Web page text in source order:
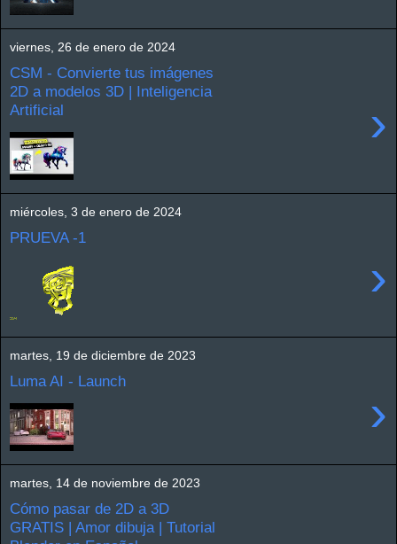
viernes, 26 de enero de 2024
CSM - Convierte tus imágenes
2D a modelos 3D | Inteligencia
Artificial
›
miércoles, 3 de enero de 2024
PRUEVA -1
›
martes, 19 de diciembre de 2023
Luma AI - Launch
›
martes, 14 de noviembre de 2023
Cómo pasar de 2D a 3D
GRATIS | Amor dibuja | Tutorial